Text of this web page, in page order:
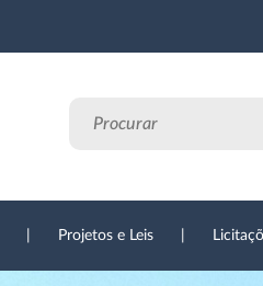
Projetos e Leis